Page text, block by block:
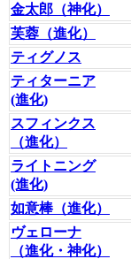
金太郎（神化）
芙蓉（進化）
ティグノス
ティターニア
(進化)
スフィンクス
（進化）
ライトニング
(進化)
如意棒（進化）
ヴェローナ
（進化・神化）